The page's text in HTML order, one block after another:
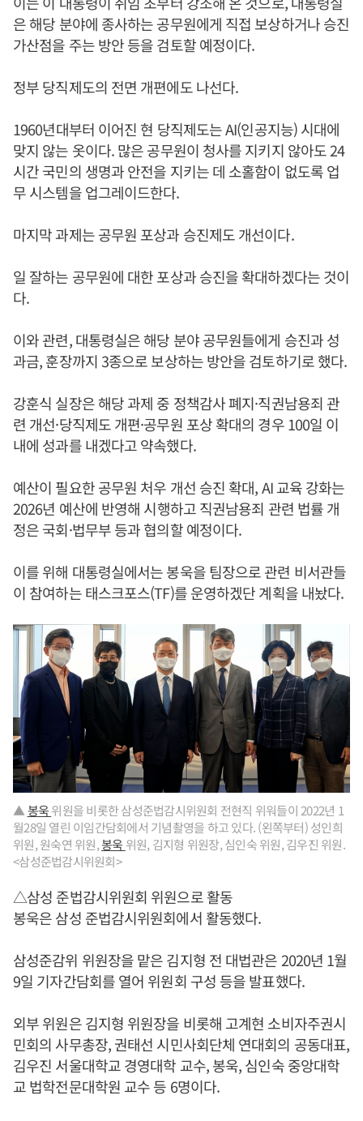
은 해당 분야에 종사하는 공무원에게 직접 보상하거나 승진
가산점을 주는 방안 등을 검토할 예정이다.
정부 당직제도의 전면 개편에도 나선다.
1960년대부터 이어진 현 당직제도는 AI(인공지능) 시대에
맞지 않는 옷이다. 많은 공무원이 청사를 지키지 않아도 24
시간 국민의 생명과 안전을 지키는 데 소홀함이 없도록 업
무 시스템을 업그레이드한다.
마지막 과제는 공무원 포상과 승진제도 개선이다.
일 잘하는 공무원에 대한 포상과 승진을 확대하겠다는 것이
다.
이와 관련, 대통령실은 해당 분야 공무원들에게 승진과 성
과금, 훈장까지 3종으로 보상하는 방안을 검토하기로 했다.
강훈식 실장은 해당 과제 중 정책감사 폐지·직권남용죄 관
련 개선·당직제도 개편·공무원 포상 확대의 경우 100일 이
내에 성과를 내겠다고 약속했다.
예산이 필요한 공무원 처우 개선 승진 확대, AI 교육 강화는
2026년 예산에 반영해 시행하고 직권남용죄 관련 법률 개
정은 국회·법무부 등과 협의할 예정이다.
이를 위해 대통령실에서는 봉욱을 팀장으로 관련 비서관들
이 참여하는 태스크포스(TF)를 운영하겠단 계획을 내놨다.
▲봉욱위원을 비롯한 삼성준법감시위원회 전현직 위워들이 2022년 1
월28일 열린 이임간담회에서 기념촬영을 하고 있다. (왼쪽부터) 성인희
위원, 원숙연 위원,봉욱 위원, 김지형 위원장, 심인숙 위원, 김우진 위원.
<삼성준법감시위원회>
△삼성 준법감시위원회 위원으로 활동
봉욱은 삼성 준법감시위원회에서 활동했다.
삼성준감위 위원장을 맡은 김지형 전 대법관은 2020년 1월
9일 기자간담회를 열어 위원회 구성 등을 발표했다.
외부 위원은 김지형 위원장을 비롯해 고계현 소비자주권시
민회의 사무총장, 권태선 시민사회단체 연대회의 공동대표,
김우진 서울대학교 경영대학 교수, 봉욱, 심인숙 중앙대학
교 법학전문대학원 교수 등 6명이다.